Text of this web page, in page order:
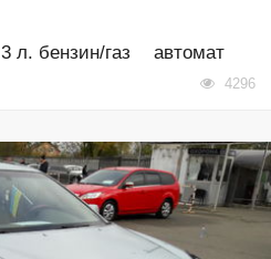
3 л. бензин/газ автомат
4296